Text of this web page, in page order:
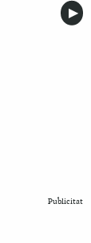
▶︎
Publicitat